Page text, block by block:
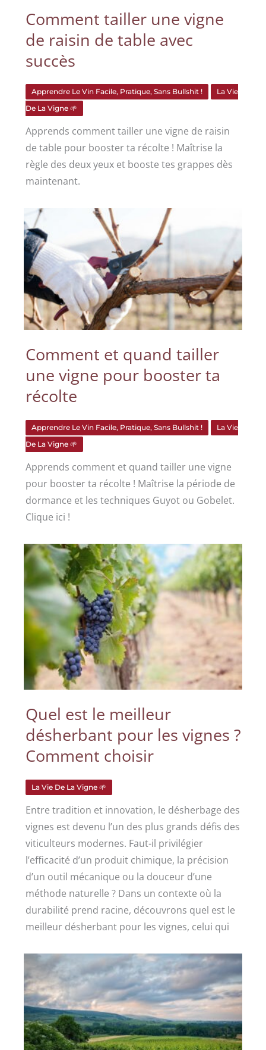
Comment tailler une vigne
de raisin de table avec
succès
Apprendre Le Vin Facile, Pratique, Sans Bullshit !
La Vie
De La Vigne 🌱
Apprends comment tailler une vigne de raisin
de table pour booster ta récolte ! Maîtrise la
règle des deux yeux et booste tes grappes dès
maintenant.
Comment et quand tailler
une vigne pour booster ta
récolte
Apprendre Le Vin Facile, Pratique, Sans Bullshit !
La Vie
De La Vigne 🌱
Apprends comment et quand tailler une vigne
pour booster ta récolte ! Maîtrise la période de
dormance et les techniques Guyot ou Gobelet.
Clique ici !
Quel est le meilleur
désherbant pour les vignes ?
Comment choisir
La Vie De La Vigne 🌱
Entre tradition et innovation, le désherbage des
vignes est devenu l’un des plus grands défis des
viticulteurs modernes. Faut-il privilégier
l’efficacité d’un produit chimique, la précision
d’un outil mécanique ou la douceur d’une
méthode naturelle ? Dans un contexte où la
durabilité prend racine, découvrons quel est le
meilleur désherbant pour les vignes, celui qui